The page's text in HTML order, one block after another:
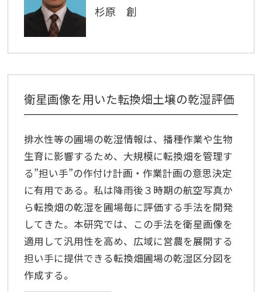
杉原 創
衛星画像を用いた転換畑土壌の乾湿評価
排水性等の圃場の乾湿情報は、播種作業や生物
生育に影響するため、大規模に転換畑を管理す
る”担い手”の作付け計画・作業計画の意思決定
に有用である。私は降雨後３時期の航空写真か
ら転換畑の乾湿を圃場毎に評価する手法を開発
してきた。本研究では、この手法を衛星画像を
適用して汎用性を高め、広域に営農を展開する
担い手に提供できる転換畑圃場の乾湿区分図を
作成する。